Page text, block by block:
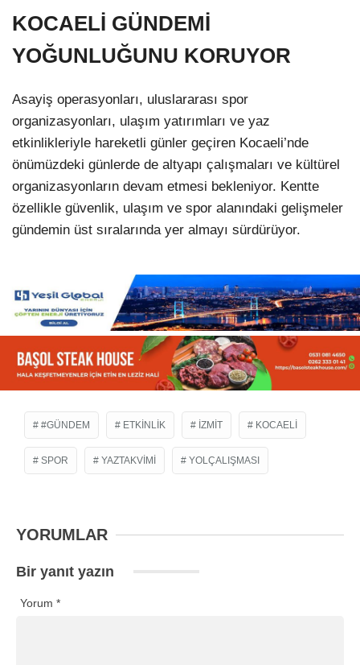
KOCAELİ GÜNDEMİ
YOĞUNLUĞUNU KORUYOR
Asayiş operasyonları, uluslararası spor
organizasyonları, ulaşım yatırımları ve yaz
etkinlikleriyle hareketli günler geçiren Kocaeli’nde
önümüzdeki günlerde de altyapı çalışmaları ve kültürel
organizasyonların devam etmesi bekleniyor. Kentte
özellikle güvenlik, ulaşım ve spor alanındaki gelişmeler
gündemin üst sıralarında yer almayı sürdürüyor.
#GÜNDEM ETKINLIK IZMIT KOCAELI
SPOR YAZTAKVIMI YOLÇALIŞMASI
YORUMLAR
Bir yanıt yazın
Yorum *